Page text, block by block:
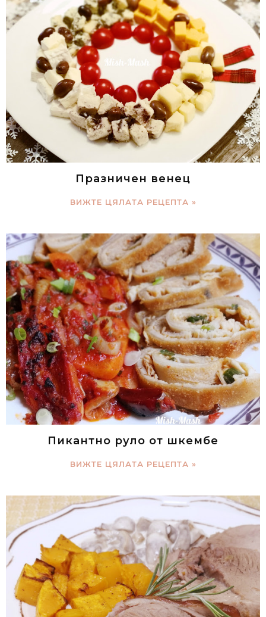
Празничен венец
ВИЖТЕ ЦЯЛАТА РЕЦЕПТА »
Пикантно руло от шкембе
ВИЖТЕ ЦЯЛАТА РЕЦЕПТА »